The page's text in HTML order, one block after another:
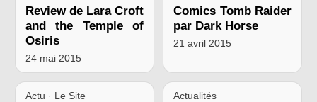
Review de Lara Croft
and the Temple of
Osiris
24 mai 2015
Comics Tomb Raider
par Dark Horse
21 avril 2015
Actu · Le Site Actualités